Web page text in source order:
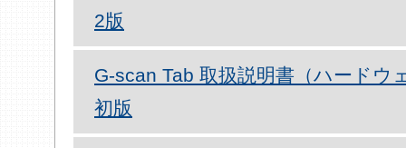
2版
G-scan Tab 取扱説明書（ハード
初版